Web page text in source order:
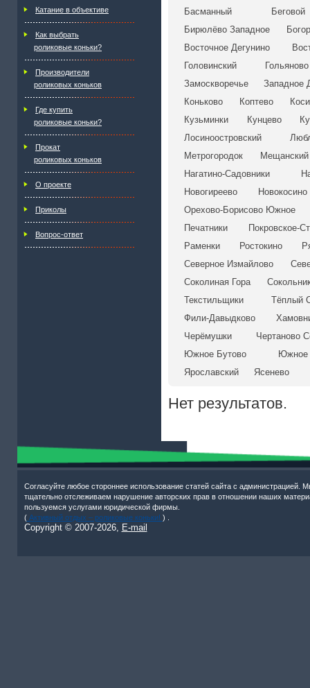
Катание в объективе
Как выбрать
роликовые коньки?
Производители
роликовых коньков
Где купить
роликовые коньки?
Прокат
роликовых коньков
О проекте
Приколы
Вопрос-ответ
Басманный
Беговой
Бирюлёво Западное
Восточное Дегунино
Головинский
Гольяново
Замоскворечье
Западное
Коньково
Коптево
Кузьминки
Кунцево
Лосиноостровский
Метрогородок
Мещанский
Нагатино-Садовники
Новогиреево
Новокосино
Орехово-Борисово Южное
Печатники
Покровское-
Раменки
Ростокино
Северное Измайлово
Соколиная Гора
Текстильщики
Тёплый
Фили-Давыдково
Черёмушки
Чертаново
Южное Бутово
Южное
Ярославский
Ясенево
Нет результатов.
Согласуйте любое стороннее использование статей сайта с администрацией.
тщательно отслеживаем нарушение авторских прав в отношении наших
пользуемся услугами юридической фирмы.
(Активный отдых – роликовые коньки! ) .
Copyright © 2007-2026, E-mail